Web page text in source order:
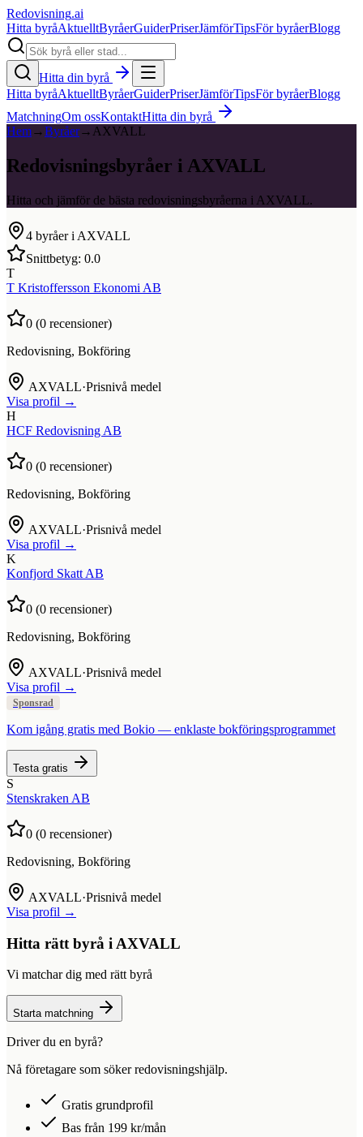
Redovisning.ai
Hitta byråAktuelltByråerGuiderPriserJämförTipsFör byråerBlogg
Hitta din byrå
Hitta byråAktuelltByråerGuiderPriserJämförTipsFör byråerBlogg
MatchningOm ossKontaktHitta din byrå
Hem→Byråer→ AXVALL
Redovisningsbyråer i AXVALL
Hitta och jämför de bästa redovisningsbyråerna i AXVALL.
4 byråer i AXVALL
Snittbetyg: 0.0
T
T Kristoffersson Ekonomi AB
0 (0 recensioner)
Redovisning, Bokföring
AXVALL·Prisnivå medel
Visa profil →
H
HCF Redovisning AB
0 (0 recensioner)
Redovisning, Bokföring
AXVALL·Prisnivå medel
Visa profil →
K
Konfjord Skatt AB
0 (0 recensioner)
Redovisning, Bokföring
AXVALL·Prisnivå medel
Visa profil →
Sponsrad
Kom igång gratis med Bokio — enklaste bokföringsprogrammet
Testa gratis
S
Stenskraken AB
0 (0 recensioner)
Redovisning, Bokföring
AXVALL·Prisnivå medel
Visa profil →
Hitta rätt byrå i AXVALL
Vi matchar dig med rätt byrå
Starta matchning
Driver du en byrå?
Nå företagare som söker redovisningshjälp.
Gratis grundprofil
Bas från 199 kr/mån